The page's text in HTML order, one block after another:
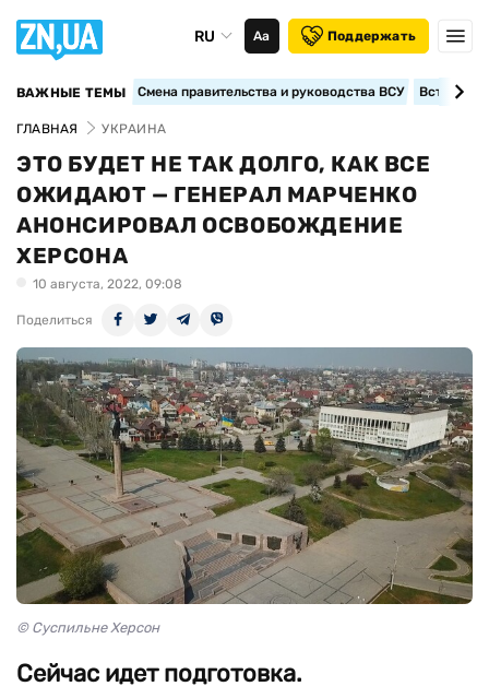
RU Аа Поддержать
ВАЖНЫЕ ТЕМЫ Смена правительства и руководства ВСУ
ГЛАВНАЯ УКРАИНА
ЭТО БУДЕТ НЕ ТАК ДОЛГО, КАК ВСЕ
ОЖИДАЮТ — ГЕНЕРАЛ МАРЧЕНКО
АНОНСИРОВАЛ ОСВОБОЖДЕНИЕ
ХЕРСОНА
10 августа, 2022, 09:08
Поделиться
© Суспильне Херсон
Сейчас идет подготовка.